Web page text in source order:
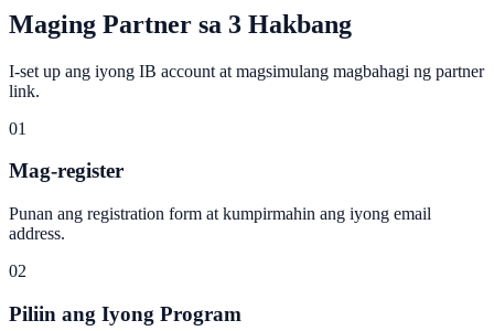
Maging Partner sa 3 Hakbang
I-set up ang iyong IB account at magsimulang magbahagi ng partner
link.
01
Mag-register
Punan ang registration form at kumpirmahin ang iyong email
address.
02
Piliin ang Iyong Program